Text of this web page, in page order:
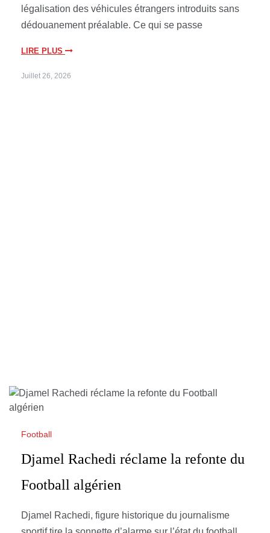
légalisation des véhicules étrangers introduits sans
dédouanement préalable. Ce qui se passe
LIRE PLUS
Juillet 26, 2026
Football
Djamel Rachedi réclame la refonte du
Football algérien
Djamel Rachedi, figure historique du journalisme